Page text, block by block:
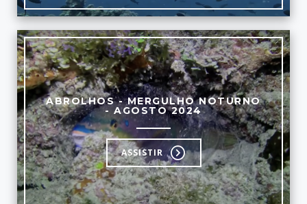
ABROLHOS - MERGULHO NOTURNO
- AGOSTO 2024
ASSISTIR